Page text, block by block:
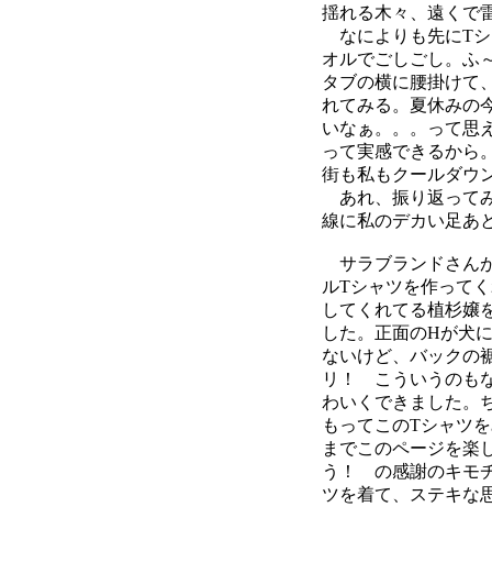
揺れる木々、遠くで
なによりも先にT
オルでごしごし。ふ
タブの横に腰掛けて
れてみる。夏休みの
いなぁ。。。って思
って実感できるから
街も私もクールダウ
あれ、振り返って
線に私のデカい足あ
サラブランドさん
ルTシャツを作って
してくれてる植杉嬢
した。正面のHが犬
ないけど、バックの
リ！ こういうのも
わいくできました。
もってこのTシャツ
までこのページを楽
う！ の感謝のキモ
ツを着て、ステキな